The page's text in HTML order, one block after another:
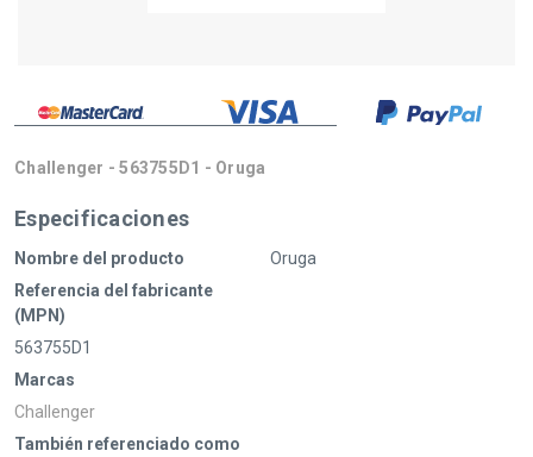
Challenger - 563755D1 - Oruga
Especificaciones
Nombre del producto
Oruga
Referencia del fabricante
(MPN)
563755D1
Marcas
Challenger
También referenciado como